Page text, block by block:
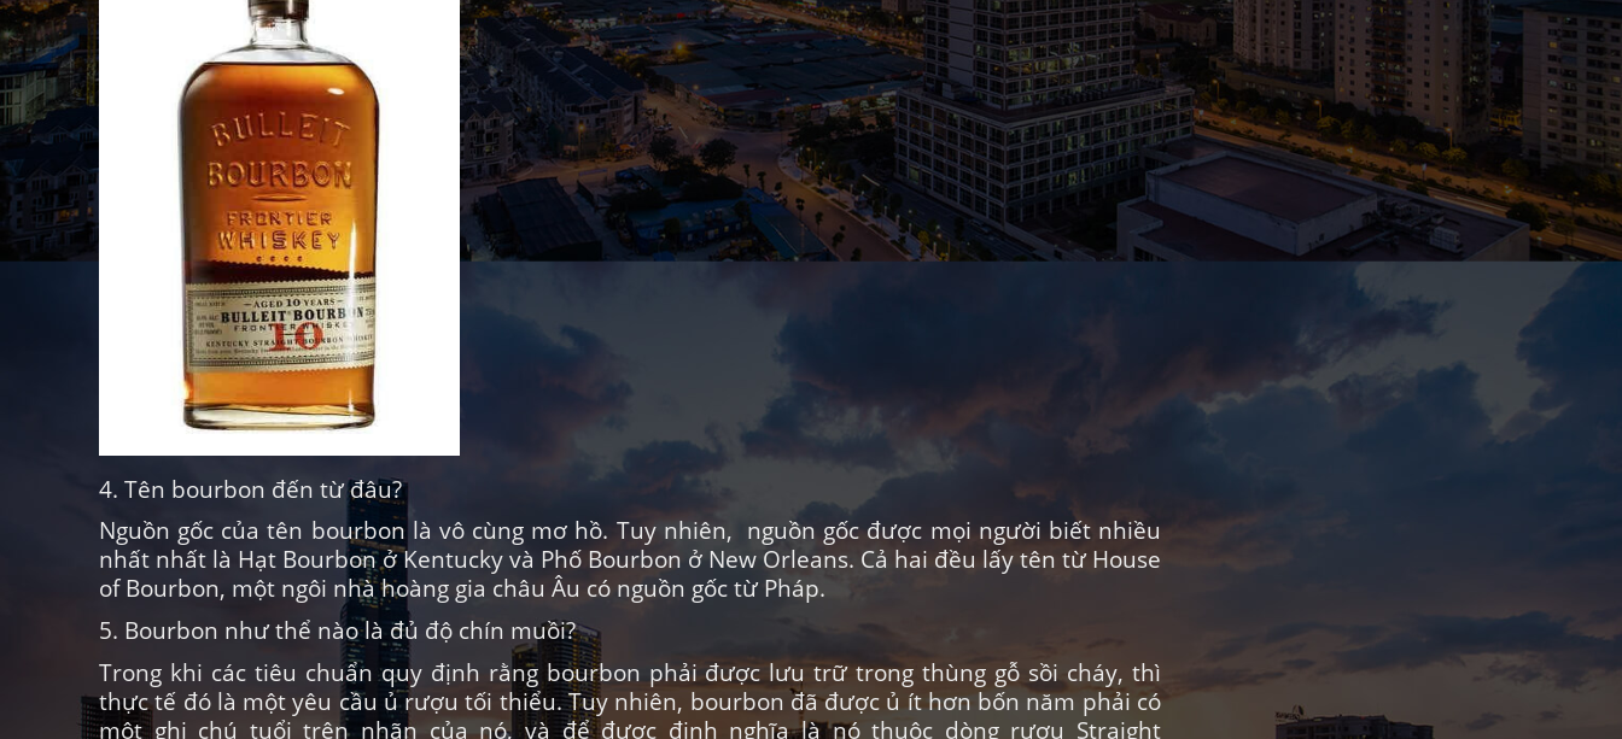
4. Tên bourbon đến từ đâu?
Nguồn gốc của tên bourbon là vô cùng mơ hồ. Tuy nhiên, nguồn gốc được mọi người biết nhiều
nhất nhất là Hạt Bourbon ở Kentucky và Phố Bourbon ở New Orleans. Cả hai đều lấy tên từ House
of Bourbon, một ngôi nhà hoàng gia châu Âu có nguồn gốc từ Pháp.
5. Bourbon như thể nào là đủ độ chín muồi?
Trong khi các tiêu chuẩn quy định rằng bourbon phải được lưu trữ trong thùng gỗ sồi cháy, thì
thực tế đó là một yêu cầu ủ rượu tối thiểu. Tuy nhiên, bourbon đã được ủ ít hơn bốn năm phải có
một ghi chú tuổi trên nhãn của nó, và để được định nghĩa là nó thuộc dòng rượu Straight